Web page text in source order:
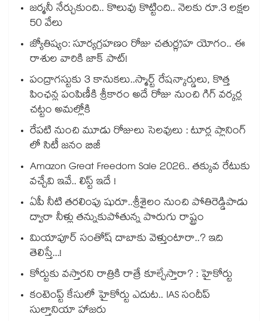
జర్మనీ నేర్చుకుంది.. కొలువు కొట్టింది.. నెలకు రూ.3 లక్షల
50 వేలు
జ్యోతిష్యం: సూర్యగ్రహణం రోజు చతుర్గ్రహ యోగం.. ఈ
రాశుల వారికి జాక్ పాట్!
పంద్రాగస్టుకు 3 కానుకలు..స్మార్ట్ రేషన్కార్డులు, కొత్త
పింఛన్ల పంపిణీకి శ్రీకారం అదే రోజు నుంచి గిగ్ వర్కర్ల
చట్టం అమల్లోకి
రేపటి నుంచి మూడు రోజులు సెలవులు : టూర్ల ప్లానింగ్
లో సిటీ జనం బిజీ
Amazon Great Freedom Sale 2026.. తక్కువ రేటుకు
వచ్చేవి ఇవే.. లిస్ట్ ఇదే !
ఏపీ నీటి తరలింపు షురూ..శ్రీశైలం నుంచి పోతిరెడ్డిపాడు
ద్వారా నీళ్లు తన్నుకుపోతున్న పొరుగు రాష్ట్రం
మియాపూర్ సంతోష్ దాబాకు వెళ్తుంటారా..? ఇది
తెలిస్తే...!
కోర్టుకు వస్తారని రాత్రికి రాత్రే కూల్చేస్తారా? : హైకోర్టు
కంటెంప్ట్ కేసులో హైకోర్టు ఎదుట.. IAS సందీప్
సుల్తానియా హాజరు